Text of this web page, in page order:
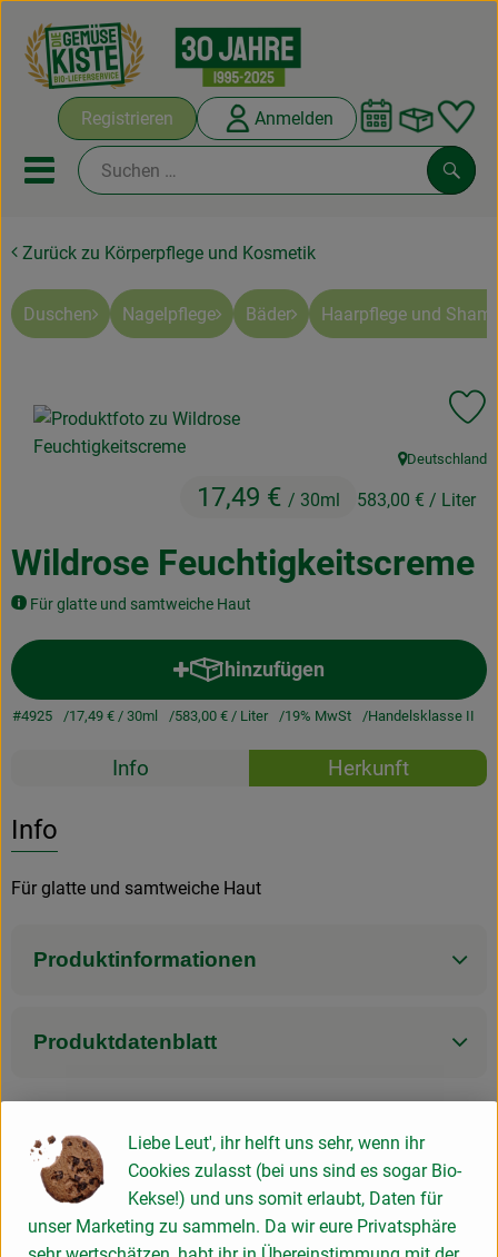
Registrieren Anmelden
Mobiles Menu öffnen oder
Abokisten
Kochboxen
Frisches
Naturkost
Drogerie
Über uns
Nützliches
Veranstaltungen
Zurück zu Körperpflege und Kosmetik
Duschen Nagelpflege Bäder Haarpflege und
Wildrose Feuchtigkeitscreme
Für glatte und samtweiche Haut
17,49 € / 30ml 583,00 € / Liter
, Herkunft:
Deutschland
hinzufügen
Produkt zum Warenkorb
#4925 17,49 € / 30ml 583,00 € / Liter 19% MwSt Handelsklasse II
Rezepte
Info Herkunft
Info
Für glatte und samtweiche Haut
Produktinformationen
Produktdatenblatt
Herkunft
Hersteller: Weleda
Liebe Leut', ihr helft uns sehr, wenn ihr
Cookies zulasst (bei uns sind es sogar Bio-
Kekse!) und uns somit erlaubt, Daten für
unser Marketing zu sammeln. Da wir eure Privatsphäre